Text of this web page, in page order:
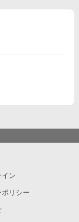
ン
リシー